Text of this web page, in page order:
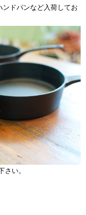
ドパンなど入荷してお
さい。